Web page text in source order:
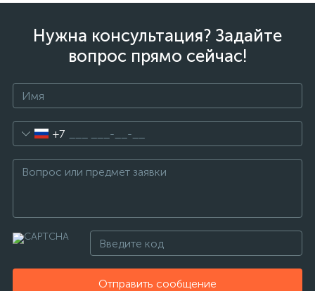
Нужна консультация? Задайте
вопрос прямо сейчас!
+7
Отправить сообщение